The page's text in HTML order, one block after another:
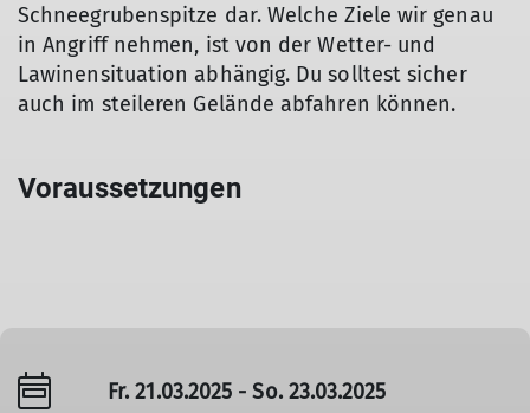
Schneegrubenspitze dar. Welche Ziele wir genau
in Angriff nehmen, ist von der Wetter- und
Lawinensituation abhängig. Du solltest sicher
auch im steileren Gelände abfahren können.
Voraussetzungen
Fr. 21.03.2025 - So. 23.03.2025